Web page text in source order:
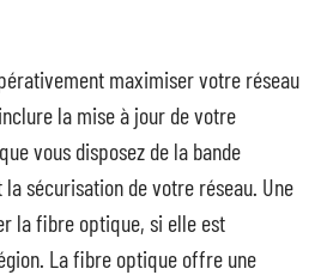
maximiser votre réseau
la mise à jour de votre
vous disposez de la bande
sécurisation de votre réseau. Une
la fibre optique, si elle est
La fibre optique offre une